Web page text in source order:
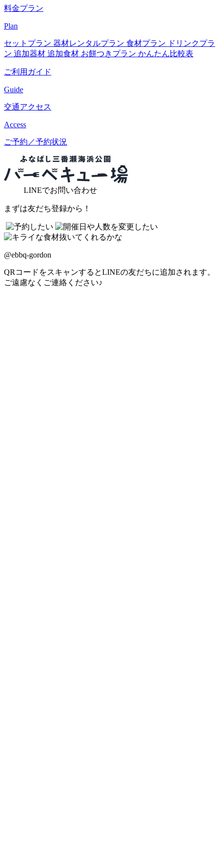
料金プラン
Plan
セットプラン 器材レンタルプラン 食材プラン ドリンクプラ
ン 追加器材 追加食材 お餅つきプラン かんたん比較表
ご利用ガイド
Guide
交通アクセス
Access
ご予約／予約状況
LINEでお問い合わせ
まずは友だち登録から！
@ebbq-gordon
QRコードをスキャンするとLINEの友だちに追加されます。
ご遠慮なくご連絡ください♪